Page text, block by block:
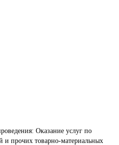
Оказание услуг по
и прочих товарно-материальных